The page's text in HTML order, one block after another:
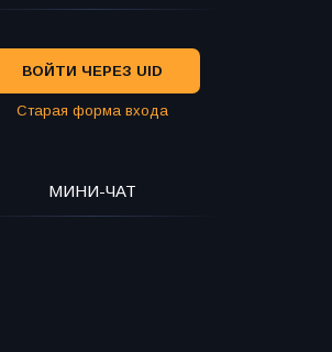
ВОЙТИ ЧЕРЕЗ UID
Старая форма входа
МИНИ-ЧАТ